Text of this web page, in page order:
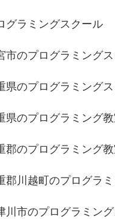
グラミングスクール
市のプログラミング
県のプログラミング
県のプログラミング
郡のプログラミング
郡川越町のプログラ
川市のプログラミン